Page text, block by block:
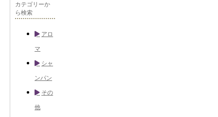
カテゴリーか
ら検索
アロ
マ
シャ
ンパン
その
他